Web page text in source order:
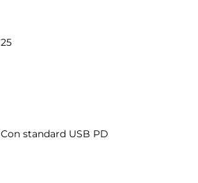
25
Con standard USB PD